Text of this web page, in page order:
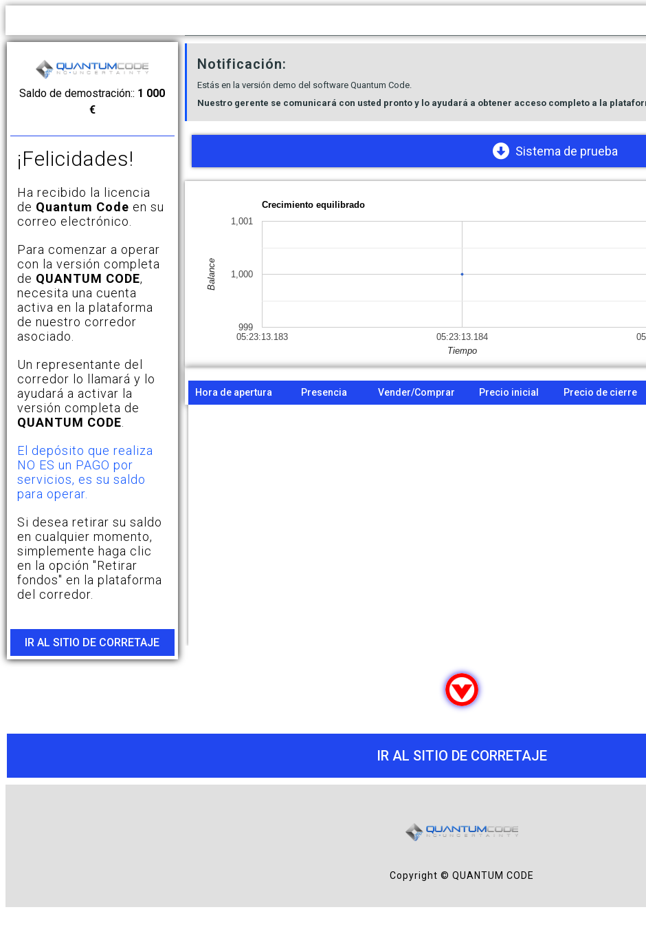
Saldo de demostración:: 1 000
€
¡Felicidades!
Ha recibido la licencia
de Quantum Code en su
correo electrónico.
Para comenzar a operar
con la versión completa
de QUANTUM CODE,
necesita una cuenta
activa en la plataforma
de nuestro corredor
asociado.
Un representante del
corredor lo llamará y lo
ayudará a activar la
versión completa de
QUANTUM CODE
El depósito que realiza
NO ES un PAGO por
servicios, es su saldo
para operar.
Si desea retirar su saldo
en cualquier momento,
simplemente haga clic
en la opción "Retirar
fondos" en la plataforma
del corredor.
IR AL SITIO DE CORRETAJE
Notificación:
Estás en la versión demo del software Quantum Code.
Nuestro gerente se comunicará con usted pronto y lo ayudará a obtener acceso completo a la
Sistema de prueba
Crecimiento equilibrado
05:23:13.183 05:23:13.184
999
1,000
1,001
Tiempo
Balance
Hora de apertura Presencia Vender/Comprar Precio inicial Precio de cierre
IR AL SITIO DE CORRETAJE
Copyright © QUANTUM CODE